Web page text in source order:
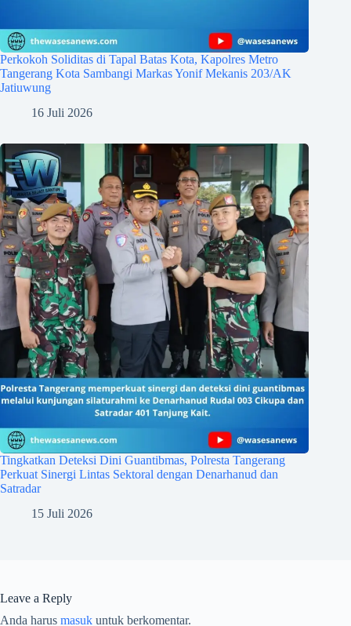
Perkokoh Soliditas di Tapal Batas Kota, Kapolres Metro
Tangerang Kota Sambangi Markas Yonif Mekanis 203/AK
Jatiuwung
16 Juli 2026
Tingkatkan Deteksi Dini Guantibmas, Polresta Tangerang
Perkuat Sinergi Lintas Sektoral dengan Denarhanud dan
Satradar
15 Juli 2026
Leave a Reply
Anda harus masuk untuk berkomentar.